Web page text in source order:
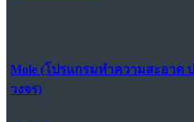
Mole (โปรแกรมทำความสะอาด
วงจร)